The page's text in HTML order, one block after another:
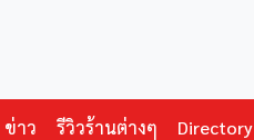
ข่าว รีวิวร้านต่างๆ Directory